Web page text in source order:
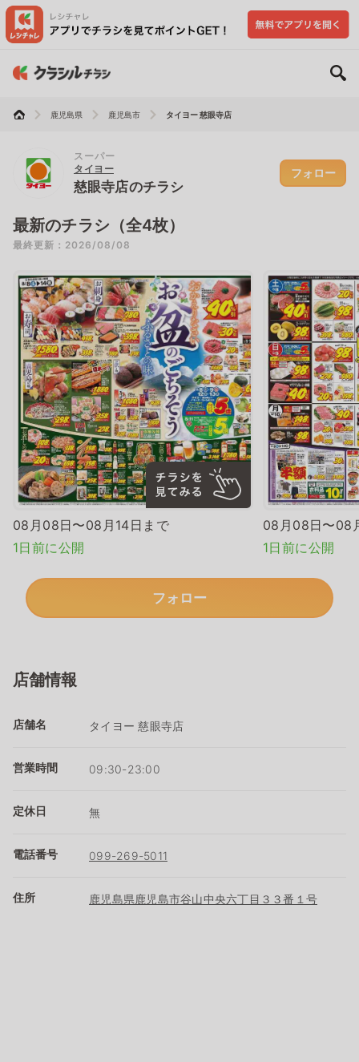
鹿児島県 鹿児島市 タイヨー 慈眼寺店
スーパー
タイヨー
慈眼寺店のチラシ
フォロー
最新のチラシ（全4枚）
最終更新：2026/08/08
08月08日〜08月14日まで
1日前に公開
08月08日〜08
1日前に公開
フォロー
店舗情報
店舗名 タイヨー 慈眼寺店
営業時間 09:30-23:00
定休日 無
電話番号 099-269-5011
住所 鹿児島県鹿児島市谷山中央六丁目３３番１号